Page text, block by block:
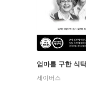
엄마를 구한 식탁
세이버스